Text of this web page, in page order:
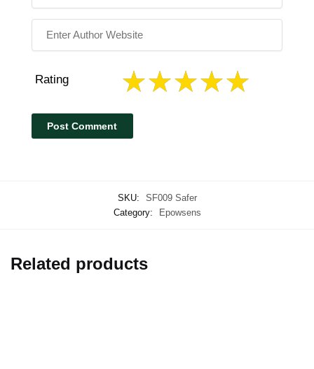
Rating
SKU:
SF009 Safer
Category:
Epowsens
Related products